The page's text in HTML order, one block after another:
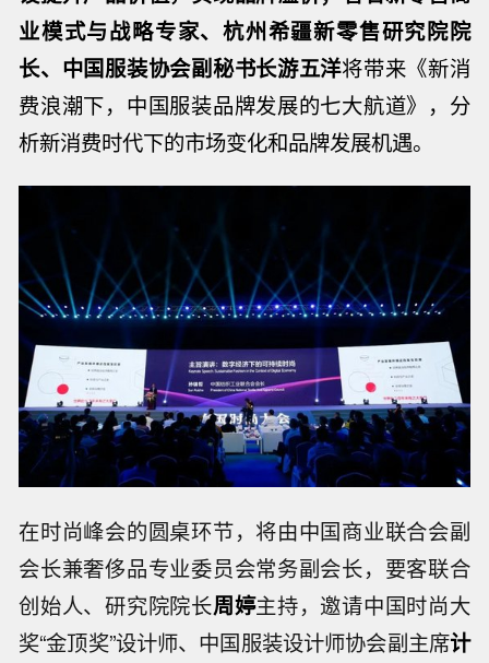
业模式与战略专家、杭州希疆新零售研究院院
长、中国服装协会副秘书长游五洋将带来《新消
费浪潮下，中国服装品牌发展的七大航道》，分
析新消费时代下的市场变化和品牌发展机遇。
在时尚峰会的圆桌环节，将由中国商业联合会副
会长兼奢侈品专业委员会常务副会长，要客联合
创始人、研究院院长周婷主持，邀请中国时尚大
奖“金顶奖”设计师、中国服装设计师协会副主席计